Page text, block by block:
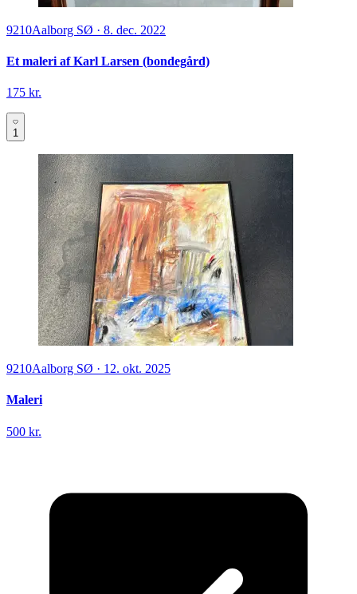
9210Aalborg SØ · 8. dec. 2022
Et maleri af Karl Larsen (bondegård)
175 kr.
1
9210Aalborg SØ · 12. okt. 2025
Maleri
500 kr.